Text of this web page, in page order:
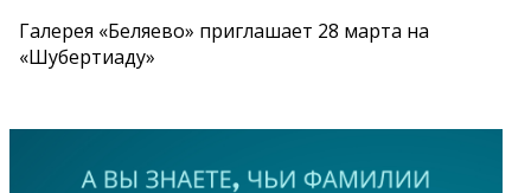
Галерея «Беляево» приглашает 28 марта на
«Шубертиаду»